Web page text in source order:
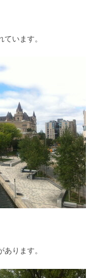
います。
ります。